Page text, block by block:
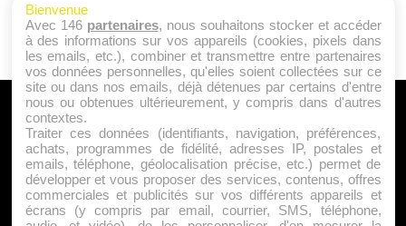
A PROPOS
Qui sommes nous ?
Mentions Légales
Publicité
Politique de Cookies
Bienvenue
Avec 146 partenaires, nous souhaitons stocker et accéder
à des informations sur vos appareils (cookies, pixels dans
les emails, etc.), combiner et transmettre entre partenaires
vos données personnelles, qu'elles soient collectées sur ce
site ou dans nos emails, déjà détenues par certains d'entre
nous ou obtenues ultérieurement, y compris dans d'autres
contextes.
Traiter ces données (identifiants, navigation, préférences,
achats, programmes de fidélité, adresses IP, postales et
emails, téléphone, géolocalisation précise, etc.) permet de
développer et vous proposer des services, contenus, offres
commerciales et publicités sur vos différents appareils et
écrans (y compris par email, courrier, SMS, téléphone,